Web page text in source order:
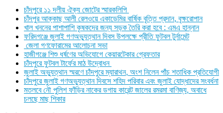
চাঁদপুরে ১১ দলীয় ঐক্য জোটের স্মারকলিপি
চাঁদপুর আক্কাছ আলী রেলওয়ে একাডেমির বার্ষিক বৃত্তি প্রদান, বৃক্ষরোপান
খাল খননের পাশাপাশি কৃষকদের জন্য সড়ক তৈরি করা হবে : এমএ হান্নান
ফরিদগঞ্জে জুলাই গণঅভ্যুত্থান দিবস উপলক্ষে প্রীতি ফুটবল টুর্নামেন্ট
জেলা গণফোরামের আলোচনা সভা
হাজীগঞ্জে শিশু ধর্ষণের অভিযোগে কেয়ারটেকার গ্রেফতার
চাঁদপুরে ফুটবল টার্ফের মাঠ উদ্বোধন
জুলাই অভ্যুত্থান স্মরণে চাঁদপুরে ম্যারাথন, অংশ নিলেন পাঁচ শতাধিক প্রতিযোগী
চাঁদপুরে জুলাই গণঅভ্যুত্থান দিবসে শহিদ পরিবার এবং জুলাই যোদ্ধাদের সংবর্ধনা
মতলবে নৌ পুলিশ ফাঁড়ির নাকের ডগায় কারেন্ট জালের রমরমা বাণিজ্য, অবাধে
চলছে মাছ শিকার